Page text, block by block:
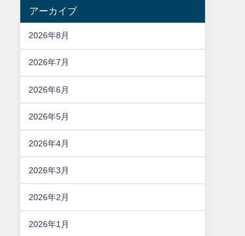
アーカイブ
2026年8月
2026年7月
2026年6月
2026年5月
2026年4月
2026年3月
2026年2月
2026年1月